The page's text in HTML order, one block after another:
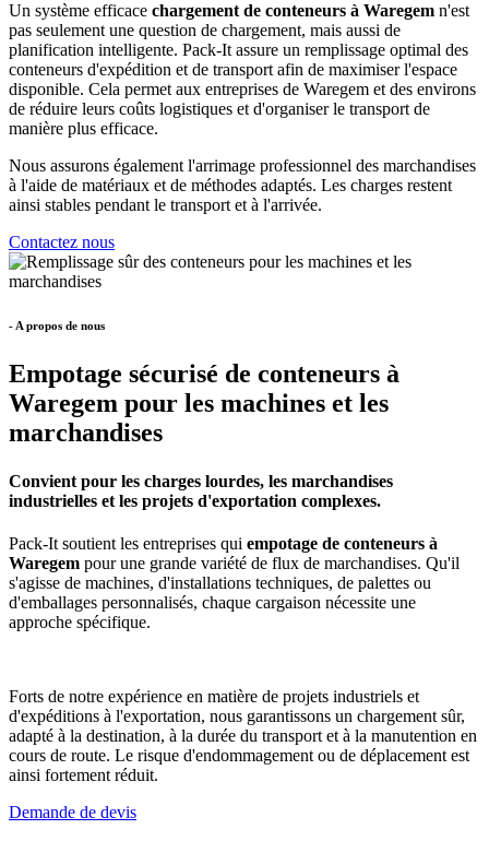
Un système efficace chargement de conteneurs à Waregem n'est
pas seulement une question de chargement, mais aussi de
planification intelligente. Pack-It assure un remplissage optimal des
conteneurs d'expédition et de transport afin de maximiser l'espace
disponible. Cela permet aux entreprises de Waregem et des environs
de réduire leurs coûts logistiques et d'organiser le transport de
manière plus efficace.
Nous assurons également l'arrimage professionnel des marchandises
à l'aide de matériaux et de méthodes adaptés. Les charges restent
ainsi stables pendant le transport et à l'arrivée.
Contactez nous
- A propos de nous
Empotage sécurisé de conteneurs à
Waregem pour les machines et les
marchandises
Convient pour les charges lourdes, les marchandises
industrielles et les projets d'exportation complexes.
Pack-It soutient les entreprises qui empotage de conteneurs à
Waregem pour une grande variété de flux de marchandises. Qu'il
s'agisse de machines, d'installations techniques, de palettes ou
d'emballages personnalisés, chaque cargaison nécessite une
approche spécifique.
Forts de notre expérience en matière de projets industriels et
d'expéditions à l'exportation, nous garantissons un chargement sûr,
adapté à la destination, à la durée du transport et à la manutention en
cours de route. Le risque d'endommagement ou de déplacement est
ainsi fortement réduit.
Demande de devis